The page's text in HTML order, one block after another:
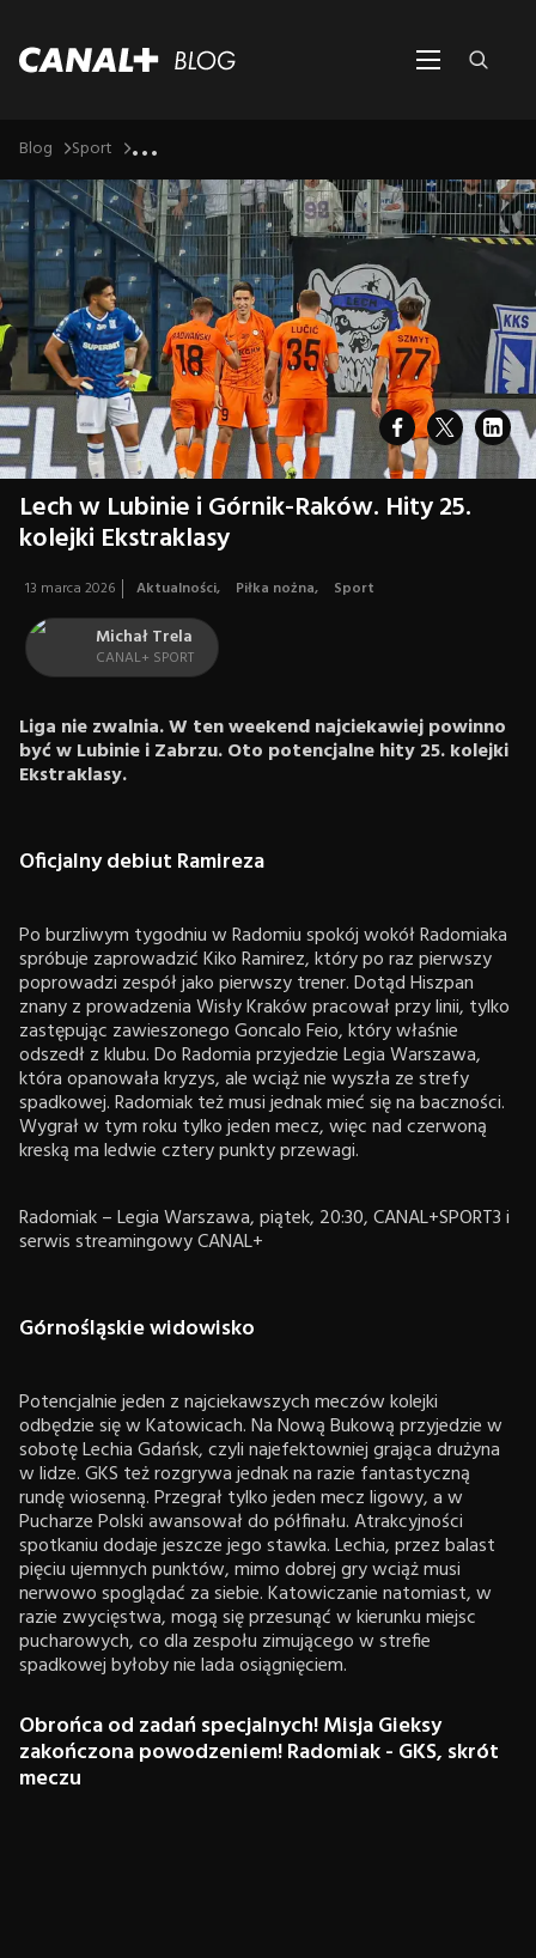
Blog Sport ...
Lech w Lubinie i Górnik-Raków. Hity 25.
kolejki Ekstraklasy
13 marca 2026 Aktualności, Piłka nożna, Sport
Michał Trela
CANAL+ SPORT
Liga nie zwalnia. W ten weekend najciekawiej powinno
być w Lubinie i Zabrzu. Oto potencjalne hity 25. kolejki
Ekstraklasy.
Oficjalny debiut Ramireza
Po burzliwym tygodniu w Radomiu spokój wokół Radomiaka
spróbuje zaprowadzić Kiko Ramirez, który po raz pierwszy
poprowadzi zespół jako pierwszy trener. Dotąd Hiszpan
znany z prowadzenia Wisły Kraków pracował przy linii, tylko
zastępując zawieszonego Goncalo Feio, który właśnie
odszedł z klubu. Do Radomia przyjedzie Legia Warszawa,
która opanowała kryzys, ale wciąż nie wyszła ze strefy
spadkowej. Radomiak też musi jednak mieć się na baczności.
Wygrał w tym roku tylko jeden mecz, więc nad czerwoną
kreską ma ledwie cztery punkty przewagi.
Radomiak – Legia Warszawa, piątek, 20:30, CANAL+SPORT3 i
serwis streamingowy CANAL+
Górnośląskie widowisko
Potencjalnie jeden z najciekawszych meczów kolejki
odbędzie się w Katowicach. Na Nową Bukową przyjedzie w
sobotę Lechia Gdańsk, czyli najefektowniej grająca drużyna
w lidze. GKS też rozgrywa jednak na razie fantastyczną
rundę wiosenną. Przegrał tylko jeden mecz ligowy, a w
Pucharze Polski awansował do półfinału. Atrakcyjności
spotkaniu dodaje jeszcze jego stawka. Lechia, przez balast
pięciu ujemnych punktów, mimo dobrej gry wciąż musi
nerwowo spoglądać za siebie. Katowiczanie natomiast, w
razie zwycięstwa, mogą się przesunąć w kierunku miejsc
pucharowych, co dla zespołu zimującego w strefie
spadkowej byłoby nie lada osiągnięciem.
Obrońca od zadań specjalnych! Misja Gieksy
zakończona powodzeniem! Radomiak - GKS, skrót
meczu